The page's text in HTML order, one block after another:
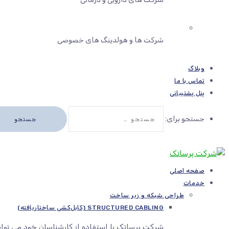
شرکت ها و هولدینگ های خصوصی
وبلاگ
تماس با ما
پنل پشتیبانی
جستجو برای:
صفحه اصلی
خدمات
طراحی شبکه و زیر ساخت
STRUCTURED CABLING (کابل‌کشی ساختاریافته)
شرکت پرساتک با استفاده از کارشناسان خود می